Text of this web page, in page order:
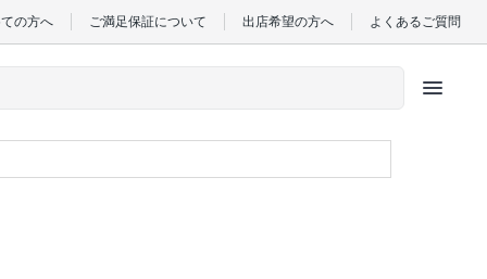
の方へ ご満足保証について 出店希望の方へ よくあるご質問
menu